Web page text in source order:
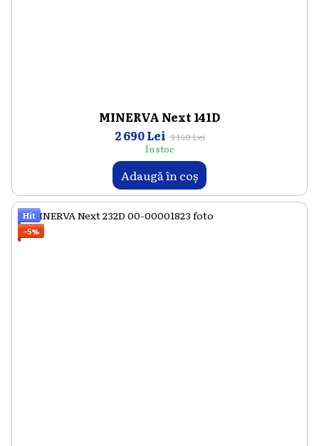
MINERVA Next 141D
2 690 Lei 3 150 Lei
În stoc
Adaugă în coș
Hit
−5%